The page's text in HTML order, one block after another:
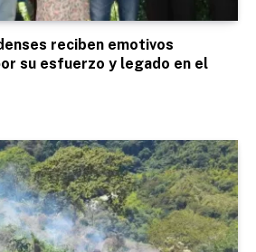
reciben emotivos
su esfuerzo y legado en el